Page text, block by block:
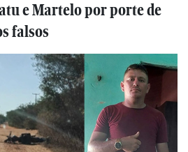
e Martelo por porte de
falsos